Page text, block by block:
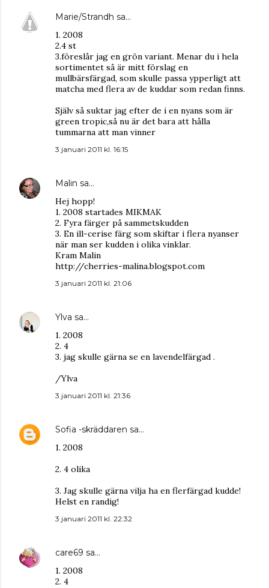
Marie/Strandh sa…
1. 2008
2.4 st
3.föreslår jag en grön variant. Menar du i hela
sortimentet så är mitt förslag en
mullbärsfärgad, som skulle passa ypperligt att
matcha med flera av de kuddar som redan finns.
Själv så suktar jag efter de i en nyans som är
green tropic,så nu är det bara att hålla
tummarna att man vinner
3 januari 2011 kl. 16:15
Malin sa…
Hej hopp!
1. 2008 startades MIKMAK
2. Fyra färger på sammetskudden
3. En ill-cerise färg som skiftar i flera nyanser
när man ser kudden i olika vinklar.
Kram Malin
http://cherries-malina.blogspot.com
3 januari 2011 kl. 21:06
Ylva sa…
1. 2008
2. 4
3. jag skulle gärna se en lavendelfärgad .
/Ylva
3 januari 2011 kl. 21:36
Sofia -skräddaren sa…
1. 2008
2. 4 olika
3. Jag skulle gärna vilja ha en flerfärgad kudde!
Helst en randig!
3 januari 2011 kl. 22:32
care69 sa…
1. 2008
2. 4